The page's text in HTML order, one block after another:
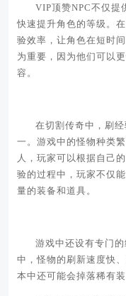
VIP顶赞NPC不仅提
快速提升角色的等级。
验效率，让角色在短时
为重要，因为他们可以
容。
在切割传奇中，刷
一。游戏中的怪物种类
人，玩家可以根据自己
验的过程中，玩家不仅
量的装备和道具。
游戏中还设有专门
中，怪物的刷新速度快
本中还可能会掉落稀有